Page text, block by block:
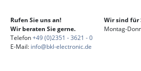
Rufen Sie uns an!
Wir beraten Sie gerne.
Telefon+49 (0)2351 - 3621 - 0
E-Mail: info@bkl-electronic.de
Wir sind für
Montag-